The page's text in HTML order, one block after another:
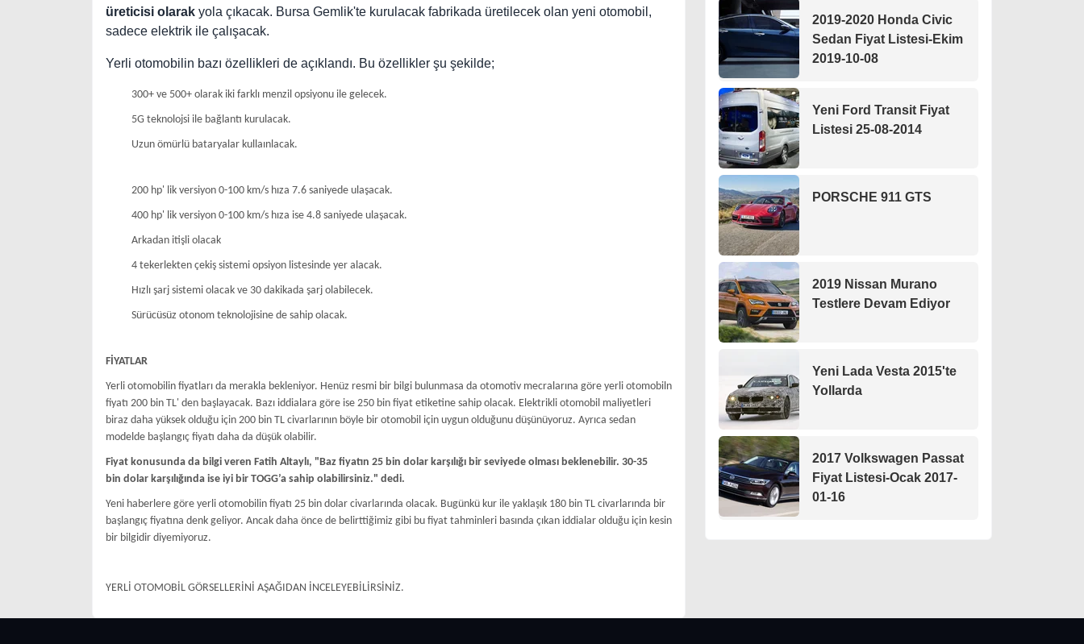
üreticisi olarak yola çıkacak. Bursa Gemlik'te kurulacak fabrikada üretilecek olan yeni otomobil,
sadece elektrik ile çalışacak.
Yerli otomobilin bazı özellikleri de açıklandı. Bu özellikler şu şekilde;
300+ ve 500+ olarak iki farklı menzil opsiyonu ile gelecek.
5G teknolojsi ile bağlantı kurulacak.
Uzun ömürlü bataryalar kullaınlacak.
200 hp' lik versiyon 0-100 km/s hıza 7.6 saniyede ulaşacak.
400 hp' lik versiyon 0-100 km/s hıza ise 4.8 saniyede ulaşacak.
Arkadan itişli olacak
4 tekerlekten çekiş sistemi opsiyon listesinde yer alacak.
Hızlı şarj sistemi olacak ve 30 dakikada şarj olabilecek.
Sürücüsüz otonom teknolojisine de sahip olacak.
FİYATLAR
Yerli otomobilin fiyatları da merakla bekleniyor. Henüz resmi bir bilgi bulunmasa da otomotiv mecralarına göre yerli otomobiln
fiyatı 200 bin TL' den başlayacak. Bazı iddialara göre ise 250 bin fiyat etiketine sahip olacak. Elektrikli otomobil maliyetleri
biraz daha yüksek olduğu için 200 bin TL civarlarının böyle bir otomobil için uygun olduğunu düşünüyoruz. Ayrıca sedan
modelde başlangıç fiyatı daha da düşük olabilir.
Fiyat konusunda da bilgi veren Fatih Altaylı, "Baz fiyatın 25 bin dolar karşılığı bir seviyede olması beklenebilir. 30-35
bin dolar karşılığında ise iyi bir TOGG’a sahip olabilirsiniz." dedi.
Yeni haberlere göre yerli otomobilin fiyatı 25 bin dolar civarlarında olacak. Bugünkü kur ile yaklaşık 180 bin TL civarlarında bir
başlangıç fiyatına denk geliyor. Ancak daha önce de belirttiğimiz gibi bu fiyat tahminleri basında çıkan iddialar olduğu için kesin
bir bilgidir diyemiyoruz.
YERLİ OTOMOBİL GÖRSELLERİNİ AŞAĞIDAN İNCELEYEBİLİRSİNİZ.
2019-2020 Honda Civic
Sedan Fiyat Listesi-Ekim
2019-10-08
Yeni Ford Transit Fiyat
Listesi 25-08-2014
PORSCHE 911 GTS
2019 Nissan Murano
Testlere Devam Ediyor
Yeni Lada Vesta 2015'te
Yollarda
2017 Volkswagen Passat
Fiyat Listesi-Ocak 2017-
01-16